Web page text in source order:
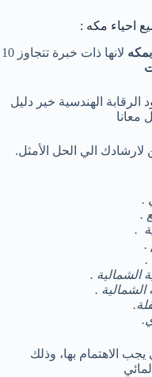
احياء مكه :
لانها ذات خبرة تتجاوز 10
الرقابة الهندسية خير دليل
معانا
الي الحل الأمثل.
.
.
.
.
.
الشمالية .
الشمالية .
الاهتمام بها، وذلك